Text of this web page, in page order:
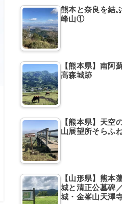
熊本と奈良を結
峰山①
【熊本県】南阿
高森城跡
【熊本県】天空
山展望所そらふ
【山形県】熊本
城と清正公墓碑
城・金峯山天澤